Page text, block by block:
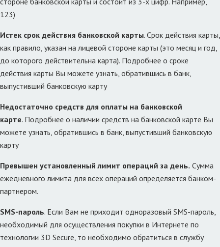
123)
Истек срок действия банковской карты. Срок действия карты,
как правило, указан на лицевой стороне карты (это месяц и год,
до которого действительна карта). Подробнее о сроке
действия карты Вы можете узнать, обратившись в банк,
выпустивший банковскую карту
Недостаточно средств для оплаты на банковской
карте. Подробнее о наличии средств на банковской карте Вы
можете узнать, обратившись в банк, выпустивший банковскую
карту
Превышен установленный лимит операций за день. Сумма
ежедневного лимита для всех операций определяется банком-
партнером.
SMS-пароль. Если Вам не приходит одноразовый SMS-пароль,
необходимый для осуществления покупки в Интернете по
технологии 3D Secure, то необходимо обратиться в службу